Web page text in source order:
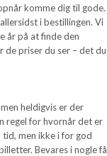
komme dig til gode.
i bestillingen. Vi
år på at finde den
de priser du ser – det du
heldigvis er der
regel for hvornår det er
men ikke i for god
Bevares i nogle få